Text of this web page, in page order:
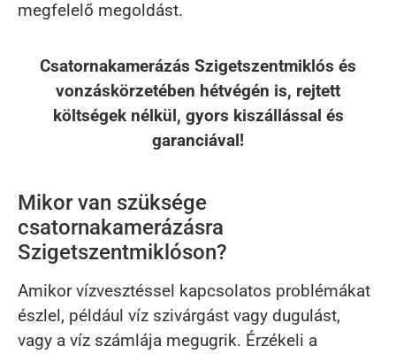
megfelelő megoldást.
Csatornakamerázás Szigetszentmiklós és
vonzáskörzetében hétvégén is, rejtett
költségek nélkül, gyors kiszállással és
garanciával!
Mikor van szüksége
csatornakamerázásra
Szigetszentmiklóson?
Amikor vízvesztéssel kapcsolatos problémákat
észlel, például víz szivárgást vagy dugulást,
vagy a víz számlája megugrik. Érzékeli a